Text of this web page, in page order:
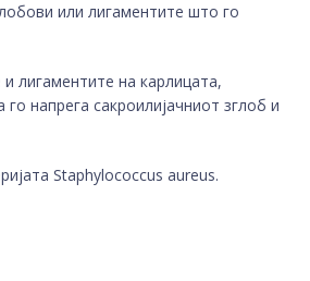
или лигаментите што го
лигаментите на карлицата,
напрега сакроилијачниот зглоб и
Staphylococcus aureus.